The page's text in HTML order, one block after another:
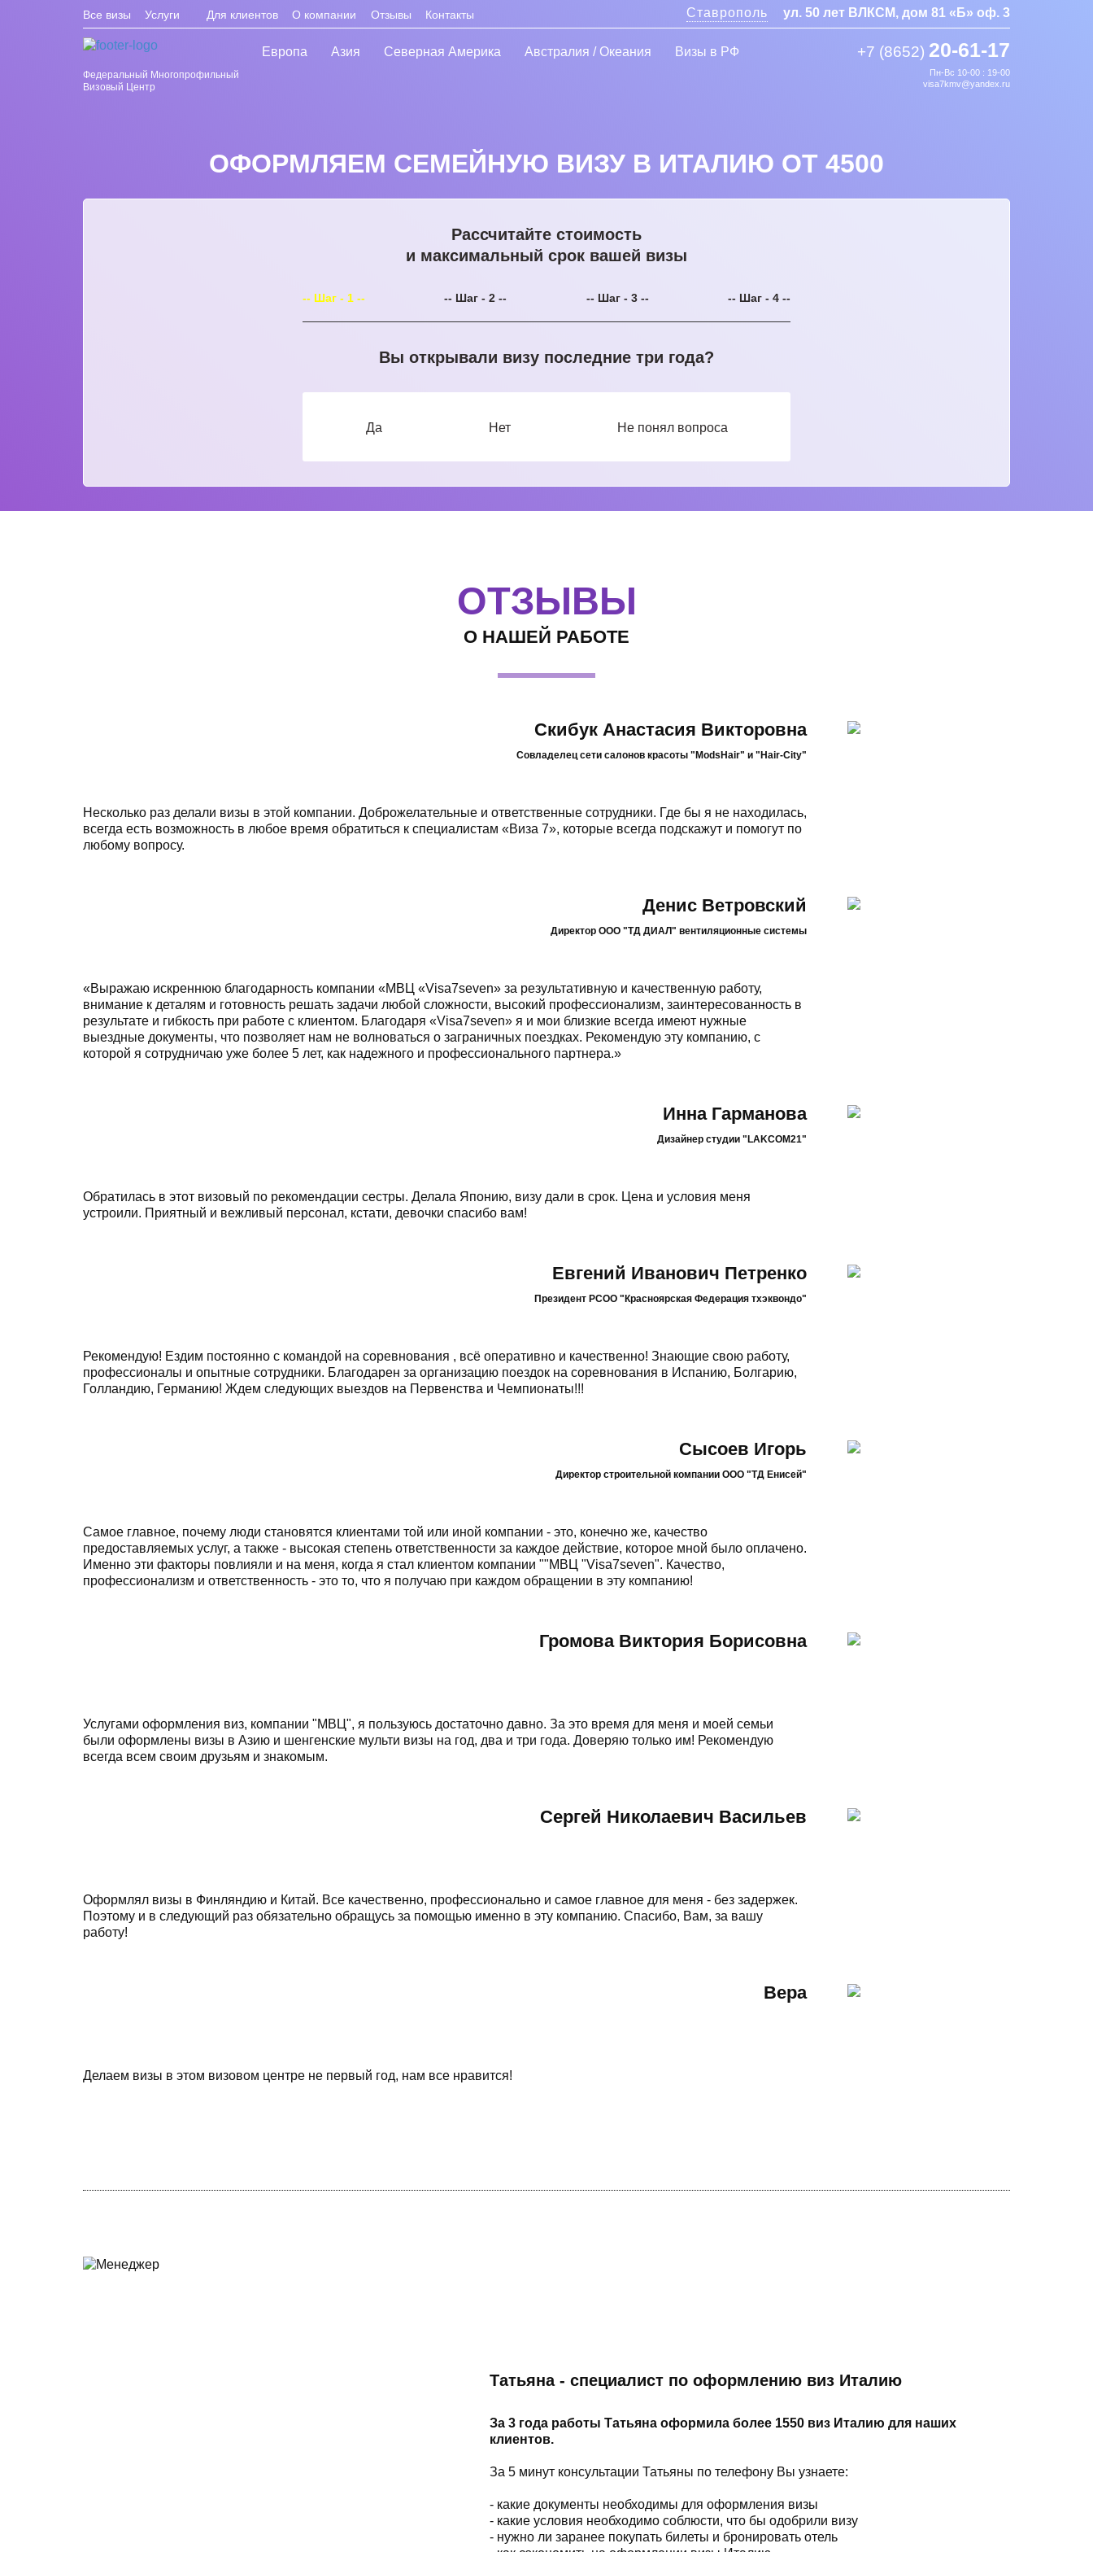
Все визы Услуги Для клиентов О компании Отзывы Контакты Ставрополь ул. 50 лет ВЛКСМ, дом 81 «Б» оф. 3
Федеральный Многопрофильный
Визовый Центр
Европа Азия Северная Америка Австралия / Океания Визы в РФ +7 (8652) 20-61-17
Пн-Вс 10-00 : 19-00
visa7kmv@yandex.ru
ОФОРМЛЯЕМ СЕМЕЙНУЮ ВИЗУ В ИТАЛИЮ ОТ 4500
Рассчитайте стоимость
и максимальный срок вашей визы
-- Шаг - 1 -- -- Шаг - 2 -- -- Шаг - 3 -- -- Шаг - 4 --
Вы открывали визу последние три года?
Да Нет Не понял вопроса
ОТЗЫВЫ
О НАШЕЙ РАБОТЕ
Скибук Анастасия Викторовна
Cовладелец сети салонов красоты "ModsHair" и "Hair-City"
Несколько раз делали визы в этой компании. Доброжелательные и ответственные сотрудники. Где бы я не находилась,
всегда есть возможность в любое время обратиться к специалистам «Виза 7», которые всегда подскажут и помогут по
любому вопросу.
Денис Ветровский
Директор ООО "ТД ДИАЛ" вентиляционные системы
«Выражаю искреннюю благодарность компании «МВЦ «Visa7seven» за результативную и качественную работу,
внимание к деталям и готовность решать задачи любой сложности, высокий профессионализм, заинтересованность в
результате и гибкость при работе с клиентом. Благодаря «Visa7seven» я и мои близкие всегда имеют нужные
выездные документы, что позволяет нам не волноваться о заграничных поездках. Рекомендую эту компанию, с
которой я сотрудничаю уже более 5 лет, как надежного и профессионального партнера.»
Инна Гарманова
Дизайнер студии "LAKCOM21"
Обратилась в этот визовый по рекомендации сестры. Делала Японию, визу дали в срок. Цена и условия меня
устроили. Приятный и вежливый персонал, кстати, девочки спасибо вам!
Евгений Иванович Петренко
Президент РСОО "Красноярская Федерация тхэквондо"
Рекомендую! Ездим постоянно с командой на соревнования , всё оперативно и качественно! Знающие свою работу,
профессионалы и опытные сотрудники. Благодарен за организацию поездок на соревнования в Испанию, Болгарию,
Голландию, Германию! Ждем следующих выездов на Первенства и Чемпионаты!!!
Сысоев Игорь
Директор строительной компании ООО "ТД Енисей"
Самое главное, почему люди становятся клиентами той или иной компании - это, конечно же, качество
предоставляемых услуг, а также - высокая степень ответственности за каждое действие, которое мной было оплачено.
Именно эти факторы повлияли и на меня, когда я стал клиентом компании ""МВЦ "Visa7seven". Качество,
профессионализм и ответственность - это то, что я получаю при каждом обращении в эту компанию!
Громова Виктория Борисовна
Услугами оформления виз, компании "МВЦ", я пользуюсь достаточно давно. За это время для меня и моей семьи
были оформлены визы в Азию и шенгенские мульти визы на год, два и три года. Доверяю только им! Рекомендую
всегда всем своим друзьям и знакомым.
Сергей Николаевич Васильев
Оформлял визы в Финляндию и Китай. Все качественно, профессионально и самое главное для меня - без задержек.
Поэтому и в следующий раз обязательно обращусь за помощью именно в эту компанию. Спасибо, Вам, за вашу
работу!
Вера
Делаем визы в этом визовом центре не первый год, нам все нравится!
Татьяна - специалист по оформлению виз Италию
За 3 года работы Татьяна оформила более 1550 виз Италию для наших
клиентов.
За 5 минут консультации Татьяны по телефону Вы узнаете:
- какие документы необходимы для оформления визы
- какие условия необходимо соблюсти, что бы одобрили визу
- нужно ли заранее покупать билеты и бронировать отель